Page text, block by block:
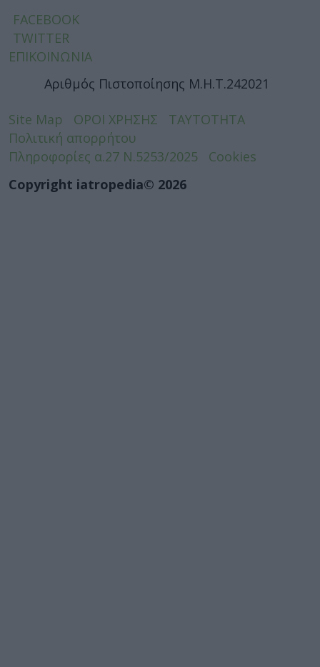
FACEBOOK
TWITTER
ΕΠΙΚΟΙΝΩΝΙΑ
Αριθμός Πιστοποίησης Μ.Η.Τ.242021
Site Map ΟΡΟΙ ΧΡΗΣΗΣ
ΤΑΥΤΟΤΗΤΑ
Πολιτική απορρήτου
Πληροφορίες α.27 Ν.5253/2025
Cookies
Copyright iatropedia© 2026